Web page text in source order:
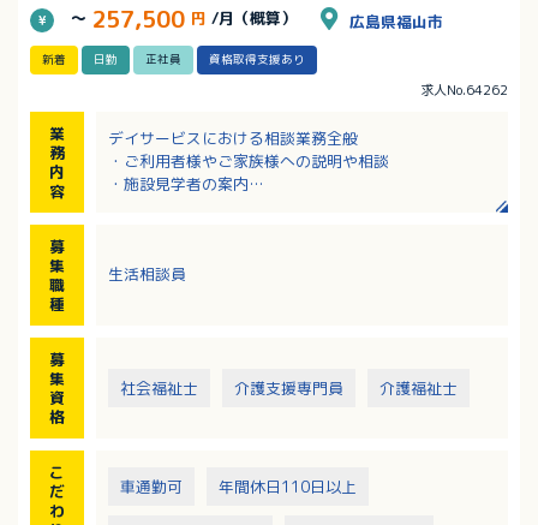
～ 257,500 円 /月（概算） 広島県福山市
新着 日勤 正社員 資格取得支援あり
求人No.64262
業
務
内
容
デイサービスにおける相談業務全般
・ご利用者様やご家族様への説明や相談
・施設見学者の案内
・介護業務 等
募
集
職
種
生活相談員
募
集
資
格
社会福祉士 介護支援専門員 介護福祉士
こ
だ
わ
車通勤可 年間休日110日以上